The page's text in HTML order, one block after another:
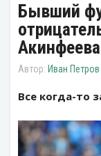
Бывший
Иван Петров
Все когда-то